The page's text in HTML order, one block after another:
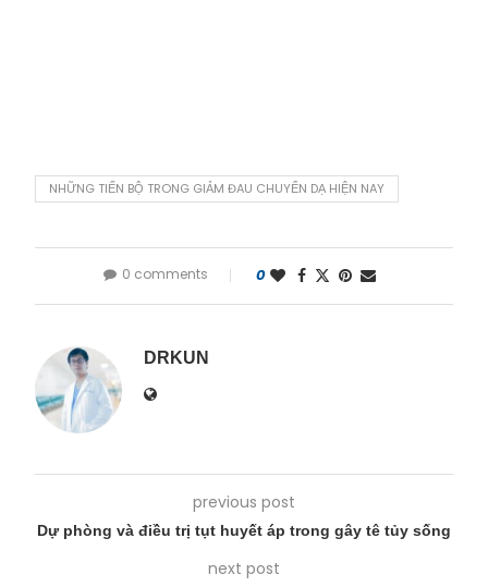
NHỮNG TIẾN BỘ TRONG GIẢM ĐAU CHUYỂN DẠ HIỆN NAY
0 comments 0
DRKUN
previous post
Dự phòng và điều trị tụt huyết áp trong gây tê tủy sống
next post